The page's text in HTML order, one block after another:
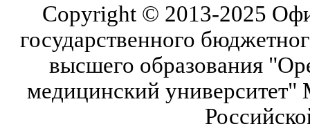
Copyright © 2013-2025
государственного
высшего образования
медицинский университет"